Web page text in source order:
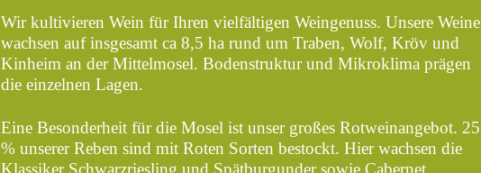
Wir kultivieren Wein für Ihren vielfältigen Weingenuss. Unsere Weine
wachsen auf insgesamt ca 8,5 ha rund um Traben, Wolf, Kröv und
Kinheim an der Mittelmosel. Bodenstruktur und Mikroklima prägen
die einzelnen Lagen.
Eine Besonderheit für die Mosel ist unser großes Rotweinangebot. 25
% unserer Reben sind mit Roten Sorten bestockt. Hier wachsen die
Klassiker Schwarzriesling und Spätburgunder sowie Cabernet